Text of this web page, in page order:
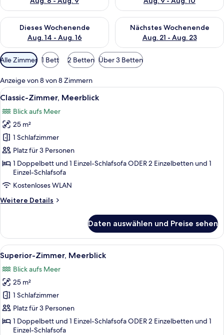
Dieses Wochenende
Aug. 14 - Aug. 16
Überprüfe die Verfügbarkeit für dieses Wochenende, Aug. 14
Nächstes Wochenende
Aug. 21 - Aug. 23
Überprüfe die Verfügbarkeit
Verfügbare
Filter
für
Zimmer
Alle Zimmer 1 Bett 2 Betten Über 3 Betten
Anzeige von 8 von 8 Zimmern
Alle
Fotos
für
Classic-
Zimmer,
Meerblick
anzeigen
Classic-Zimmer, Meerblick |
4
Classic-Zimmer, Meerblick
Blick aufs Meer
25 m²
1 Schlafzimmer
Platz für 3 Personen
1 Doppelbett und 1 Einzel-Schlafsofa ODER 2 Einzelbetten und 1
Einzel-Schlafsofa
Kostenloses WLAN
Weitere Details
Weitere
Zimmer,
Meerblick
Daten auswählen und Preise sehen
Alle
Fotos
für
Superior-
Zimmer,
Meerblick
anzeigen
Ein Hotelzimmer mit einem großen
4
Superior-Zimmer, Meerblick
Blick aufs Meer
25 m²
1 Schlafzimmer
Platz für 3 Personen
1 Doppelbett und 1 Einzel-Schlafsofa ODER 2 Einzelbetten und 1
Einzel-Schlafsofa